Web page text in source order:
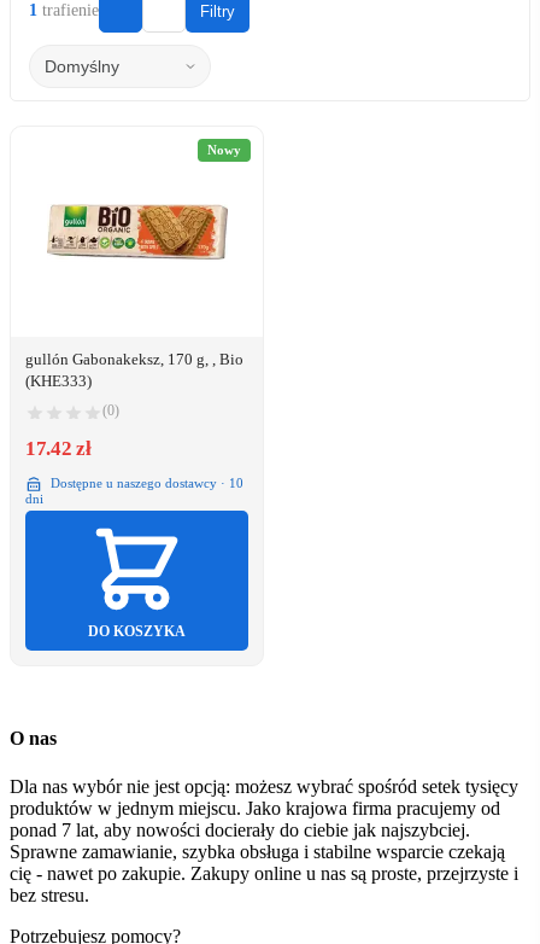
1 trafienie Filtry
Nowy
gullón Gabonakeksz, 170 g, , Bio
(KHE333)
(0)
17.42 zł
Dostępne u naszego dostawcy · 10
dni
DO KOSZYKA
O nas
Dla nas wybór nie jest opcją: możesz wybrać spośród setek tysięcy
produktów w jednym miejscu. Jako krajowa firma pracujemy od
ponad 7 lat, aby nowości docierały do ciebie jak najszybciej.
Sprawne zamawianie, szybka obsługa i stabilne wsparcie czekają
cię - nawet po zakupie. Zakupy online u nas są proste, przejrzyste i
bez stresu.
Potrzebujesz pomocy?